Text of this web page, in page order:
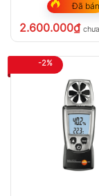
Đã
2.600.000₫
-2%